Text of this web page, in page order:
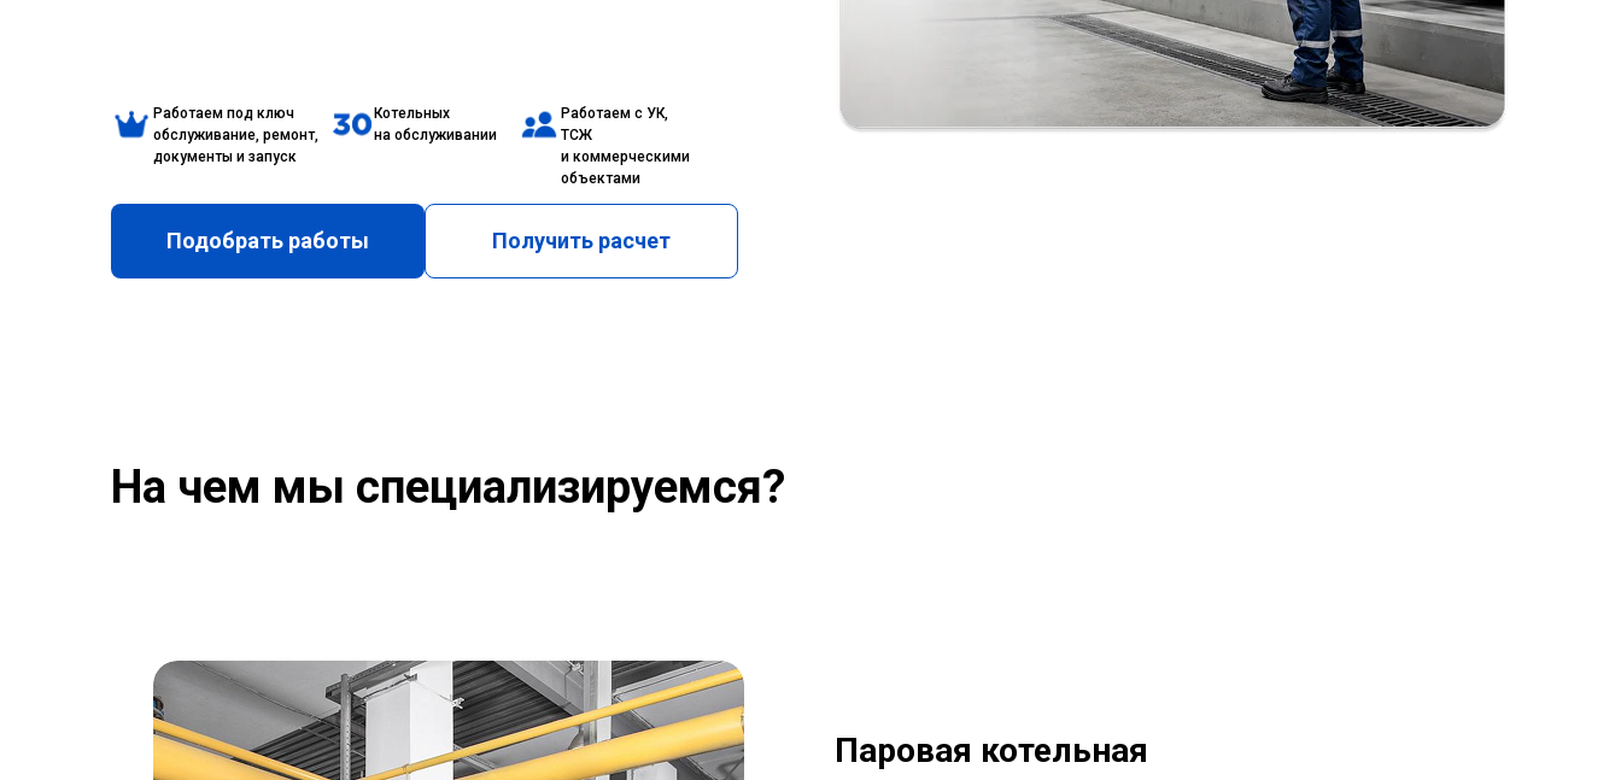
Работаем под ключ
обслуживание, ремонт,
документы и запуск
Котельных
на обслуживании
Работаем с УК,
ТСЖ
и коммерческими
объектами
Подобрать работы Получить расчет
На чем мы специализируемся?
Паровая котельная